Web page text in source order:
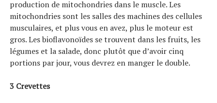
production de mitochondries dans le muscle. Les
mitochondries sont les salles des machines des cellules
musculaires, et plus vous en avez, plus le moteur est
gros. Les bioflavonoïdes se trouvent dans les fruits, les
légumes et la salade, donc plutôt que d’avoir cinq
portions par jour, vous devrez en manger le double.
3 Crevettes